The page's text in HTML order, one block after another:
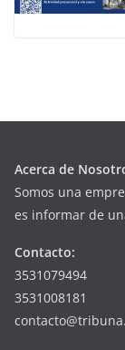
Acerca de
Somos una
es informar de
Contacto:
3531079494
3531008181